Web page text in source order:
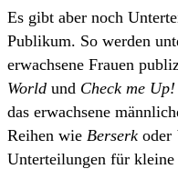
Es gibt aber noch
Publikum. So werden
erwachsene Frauen
World und Check me
das erwachsene
Reihen wie Berserk oder
Unterteilungen für